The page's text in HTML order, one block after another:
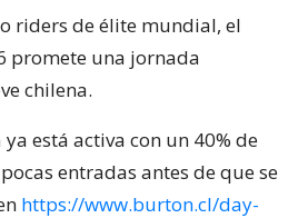
riders de élite mundial, el
promete una jornada
chilena.
está activa con un 40% de
entradas antes de que se
https://www.burton.cl/day-